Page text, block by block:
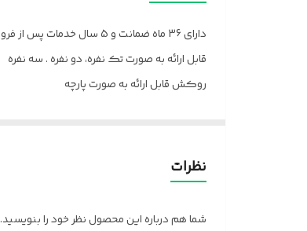
ضمانت
دارای 36 ماه ضمانت و 5 سال خدمات پس از فروش
قابل ارائه به صورت تک نفره، دو نفره . سه نفره
روکش قابل ارائه به صورت پارچه
ارسال از تهران و قزوین به سراسر کشور
نظرات
شما هم درباره این محصول نظر خود را بنویسید.